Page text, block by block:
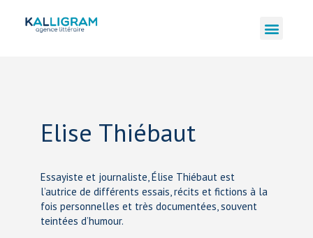
Elise Thiébaut
Essayiste et journaliste, Élise Thiébaut est
l’autrice de différents essais, récits et fictions à la
fois personnelles et très documentées, souvent
teintées d’humour.